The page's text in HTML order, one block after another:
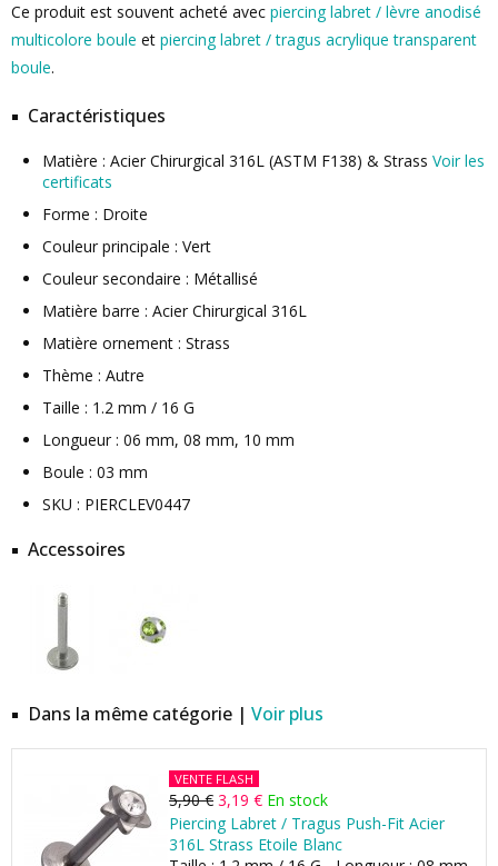
Ce produit est souvent acheté avec piercing labret / lèvre anodisé
multicolore boule et piercing labret / tragus acrylique transparent
boule.
Caractéristiques
Matière : Acier Chirurgical 316L (ASTM F138) & Strass Voir les
certificats
Forme : Droite
Couleur principale : Vert
Couleur secondaire : Métallisé
Matière barre : Acier Chirurgical 316L
Matière ornement : Strass
Thème : Autre
Taille : 1.2 mm / 16 G
Longueur : 06 mm, 08 mm, 10 mm
Boule : 03 mm
SKU : PIERCLEV0447
Accessoires
Dans la même catégorie | Voir plus
VENTE FLASH
5,90 € 3,19 € En stock
Piercing Labret / Tragus Push-Fit Acier
316L Strass Etoile Blanc